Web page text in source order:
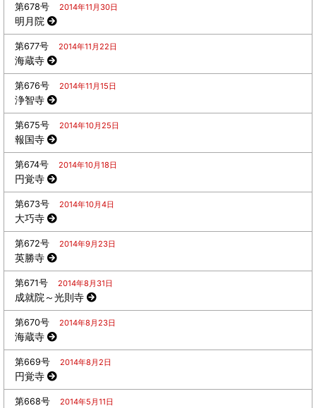
第678号 2014年11月30日
明月院
第677号 2014年11月22日
海蔵寺
第676号 2014年11月15日
浄智寺
第675号 2014年10月25日
報国寺
第674号 2014年10月18日
円覚寺
第673号 2014年10月4日
大巧寺
第672号 2014年9月23日
英勝寺
第671号 2014年8月31日
成就院～光則寺
第670号 2014年8月23日
海蔵寺
第669号 2014年8月2日
円覚寺
第668号 2014年5月11日